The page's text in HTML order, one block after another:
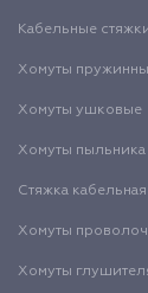
Кабельные
Хомуты
Хомуты ушковые
Хомуты
Стяжка кабельная
Хомуты
Хомуты